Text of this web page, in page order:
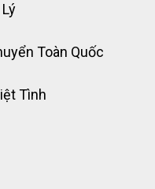
Toàn Quốc
Tình